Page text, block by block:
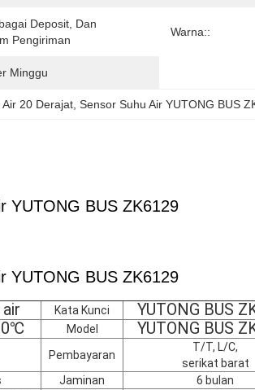
Deposit, Dan
Pengiriman
Warna::
Minggu
20 Derajat, Sensor Suhu Air YUTONG BUS
YUTONG BUS ZK6129
YUTONG BUS ZK6129
Kata Kunci YUTONG BUS
Model YUTONG BUS
Pembayaran
T/T, L/C,
serikat barat
Jaminan
6 bulan